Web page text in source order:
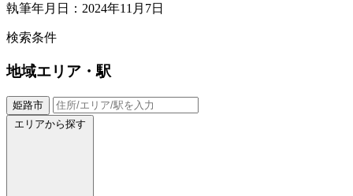
執筆年月日：2024年11月7日
検索条件
地域エリア・駅
姫路市
エリアから探す